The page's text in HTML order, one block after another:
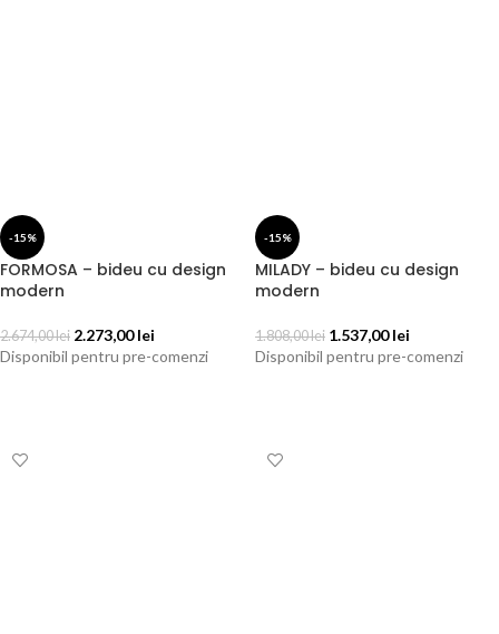
-15%
FORMOSA – bideu cu design
modern
2.674,00lei 2.273,00lei
Disponibil pentru pre-comenzi
-15%
MILADY – bideu cu design
modern
1.808,00lei 1.537,00lei
Disponibil pentru pre-comenzi